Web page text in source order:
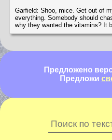
Garfield: Shoo, mice. Get out of
everything. Somebody should
why they wanted the vitamins? It
Предложено
Предложи